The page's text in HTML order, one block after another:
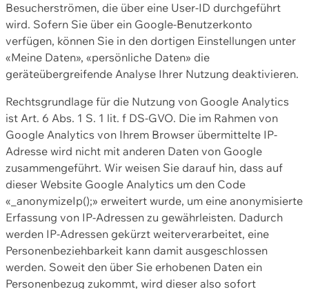
Besucherströmen, die über eine User-ID durchgeführt
wird. Sofern Sie über ein Google-Benutzerkonto
verfügen, können Sie in den dortigen Einstellungen unter
«Meine Daten», «persönliche Daten» die
geräteübergreifende Analyse Ihrer Nutzung deaktivieren.
Rechtsgrundlage für die Nutzung von Google Analytics
ist Art. 6 Abs. 1 S. 1 lit. f DS-GVO. Die im Rahmen von
Google Analytics von Ihrem Browser übermittelte IP-
Adresse wird nicht mit anderen Daten von Google
zusammengeführt. Wir weisen Sie darauf hin, dass auf
dieser Website Google Analytics um den Code
«_anonymizeIp();» erweitert wurde, um eine anonymisierte
Erfassung von IP-Adressen zu gewährleisten. Dadurch
werden IP-Adressen gekürzt weiterverarbeitet, eine
Personenbeziehbarkeit kann damit ausgeschlossen
werden. Soweit den über Sie erhobenen Daten ein
Personenbezug zukommt, wird dieser also sofort